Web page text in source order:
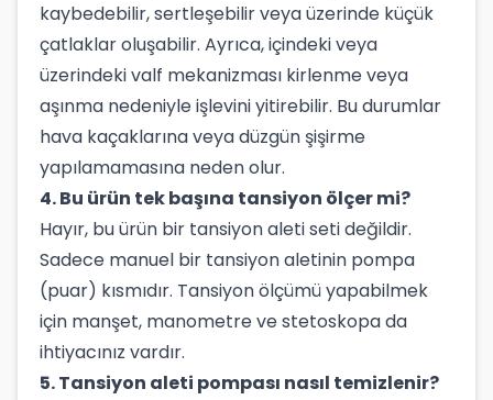
kaybedebilir, sertleşebilir veya üzerinde küçük
çatlaklar oluşabilir. Ayrıca, içindeki veya
üzerindeki valf mekanizması kirlenme veya
aşınma nedeniyle işlevini yitirebilir. Bu durumlar
hava kaçaklarına veya düzgün şişirme
yapılamamasına neden olur.
4. Bu ürün tek başına tansiyon ölçer mi?
Hayır, bu ürün bir tansiyon aleti seti değildir.
Sadece manuel bir tansiyon aletinin pompa
(puar) kısmıdır. Tansiyon ölçümü yapabilmek
için manşet, manometre ve stetoskopa da
ihtiyacınız vardır.
5. Tansiyon aleti pompası nasıl temizlenir?